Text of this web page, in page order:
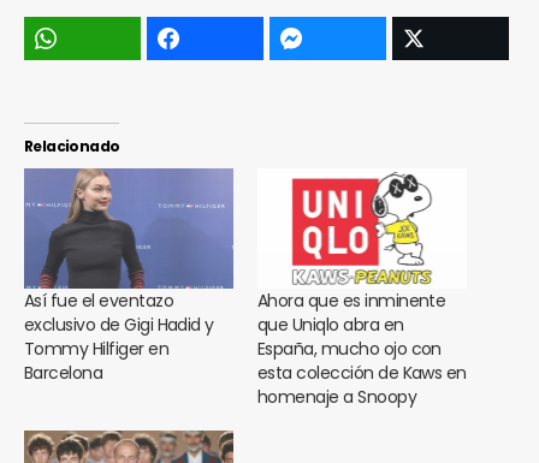
Relacionado
Así fue el eventazo
exclusivo de Gigi Hadid y
Tommy Hilfiger en
Barcelona
Ahora que es inminente
que Uniqlo abra en
España, mucho ojo con
esta colección de Kaws en
homenaje a Snoopy